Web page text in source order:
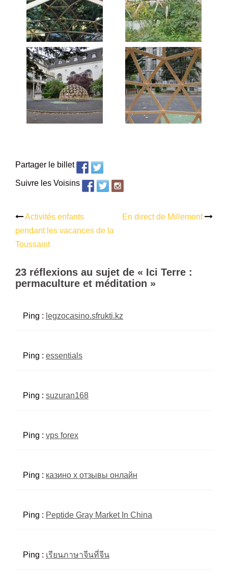
Partager le billet
Suivre les Voisins
Navigation
d’article
Activités enfants
pendant les vacances de la
Toussaint
En direct de Millemont
23 réflexions au sujet de « Ici Terre :
permaculture et méditation »
Ping : legzocasino.sfrukti.kz
Ping : essentials
Ping : suzuran168
Ping : vps forex
Ping : казино x отзывы онлайн
Ping : Peptide Gray Market In China
Ping : เรียนภาษาจีนที่จีน